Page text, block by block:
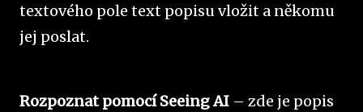
textového pole text popisu vložit a někomu
jej poslat.
Rozpoznat pomocí Seeing AI – zde je popis